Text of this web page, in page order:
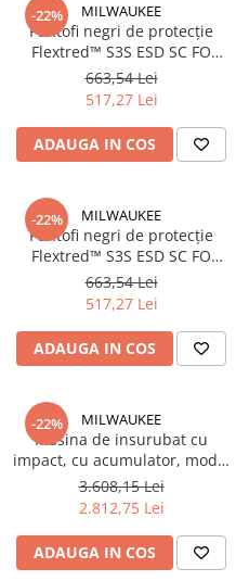
Dibluri cu carlig
Dibluri pentru gips-carton
Dibluri pentru lemn
Dibluri pentru termoizolatii
Dibluri rosii SFX
Suruburi
Suruburi pentru lemn
Suruburi autoforante
Suruburi pentru tabla
Ancore mecanice
Cuie
Cuie constructii
Gips carton, profile si accesorii
Placi gips carton
Profile gips carton
Accesorii gips carton
Benzi gips carton
Accesorii tencuieli
-22% MILWAUKEE
Pantofi negri de protecție
Flextred™ S3S ESD SC FO
SR38, mărimea 38/5,
(4932493716)
663,54 Lei
517,27 Lei
ADAUGA IN COS
-22% MILWAUKEE
Pantofi negri de protecție
Flextred™ S3S ESD SC FO
SR41, mărimea 41/7,
(4932493719)
663,54 Lei
517,27 Lei
ADAUGA IN COS
-22% MILWAUKEE
Masina de insurubat cu
impact, cu acumulator, model
M18 FID3100P-502P SET
PROMO, 4933498244
Milwaukee, MILWAUKEE
3.608,15 Lei
2.812,75 Lei
ADAUGA IN COS